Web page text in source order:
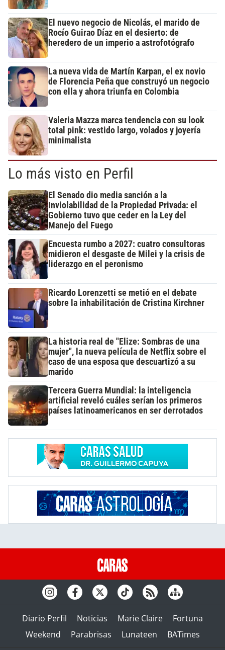
El nuevo negocio de Nicolás, el marido de
Rocío Guirao Díaz en el desierto: de
heredero de un imperio a astrofotógrafo
La nueva vida de Martín Karpan, el ex novio
de Florencia Peña que construyó un negocio
con ella y ahora triunfa en Colombia
Valeria Mazza marca tendencia con su look
total pink: vestido largo, volados y joyería
minimalista
Lo más visto en Perfil
El Senado dio media sanción a la
Inviolabilidad de la Propiedad Privada: el
Gobierno tuvo que ceder en la Ley del
Manejo del Fuego
Encuesta rumbo a 2027: cuatro consultoras
midieron el desgaste de Milei y la crisis de
liderazgo en el peronismo
Ricardo Lorenzetti se metió en el debate
sobre la inhabilitación de Cristina Kirchner
La historia real de "Elize: Sombras de una
mujer", la nueva película de Netflix sobre el
caso de una esposa que descuartizó a su
marido
Tercera Guerra Mundial: la inteligencia
artificial reveló cuáles serían los primeros
países latinoamericanos en ser derrotados
Diario Perfil Noticias Marie Claire
Fortuna
Weekend
Parabrisas Lunateen BATimes